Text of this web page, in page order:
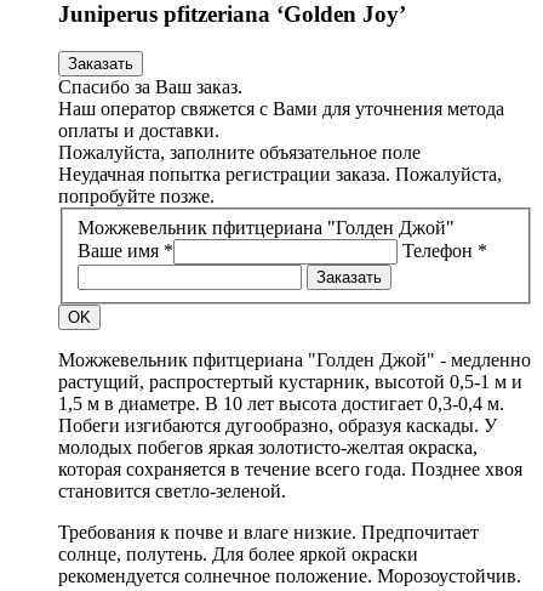
Juniperus pfitzeriana ‘Golden Joy’
Заказать
Спасибо за Ваш заказ.
Наш оператор свяжется с Вами для уточнения метода
оплаты и доставки.
Пожалуйста, заполните объязательное поле
Неудачная попытка регистрации заказа. Пожалуйста,
попробуйте позже.
Можжевельник пфитцериана "Голден Джой"
Ваше имя *
Телефон *
Заказать
OK
Можжевельник пфитцериана "Голден Джой" - медленно
растущий, распростертый кустарник, высотой 0,5-1 м и
1,5 м в диаметре. В 10 лет высота достигает 0,3-0,4 м.
Побеги изгибаются дугообразно, образуя каскады. У
молодых побегов яркая золотисто-желтая окраска,
которая сохраняется в течение всего года. Позднее хвоя
становится светло-зеленой.
Требования к почве и влаге низкие. Предпочитает
солнце, полутень. Для более яркой окраски
рекомендуется солнечное положение. Морозоустойчив.